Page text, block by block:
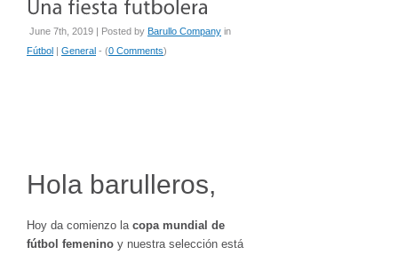
June 7th, 2019 | Posted by Barullo Company in
Fútbol
General - (0 Comments)
Hola barulleros,
Hoy da comienzo la copa mundial de
fútbol femenino y nuestra selección está